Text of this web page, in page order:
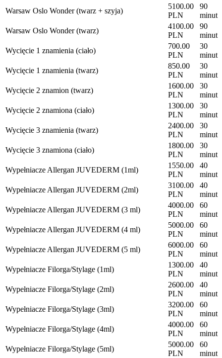
Warsaw Oslo Wonder (twarz + szyja)
5100.00
PLN
90
minut
Warsaw Oslo Wonder (twarz)
4100.00
PLN
90
minut
Wycięcie 1 znamienia (ciało)
700.00
PLN
30
minut
Wycięcie 1 znamienia (twarz)
850.00
PLN
30
minut
Wycięcie 2 znamion (twarz)
1600.00
PLN
30
minut
Wycięcie 2 znamiona (ciało)
1300.00
PLN
30
minut
Wycięcie 3 znamienia (twarz)
2400.00
PLN
30
minut
Wycięcie 3 znamiona (ciało)
1800.00
PLN
30
minut
Wypełniacze Allergan JUVEDERM (1ml)
1550.00
PLN
40
minut
Wypełniacze Allergan JUVEDERM (2ml)
3100.00
PLN
40
minut
Wypełniacze Allergan JUVEDERM (3 ml)
4000.00
PLN
60
minut
Wypełniacze Allergan JUVEDERM (4 ml)
5000.00
PLN
60
minut
Wypełniacze Allergan JUVEDERM (5 ml)
6000.00
PLN
60
minut
Wypełniacze Filorga/Stylage (1ml)
1300.00
PLN
40
minut
Wypełniacze Filorga/Stylage (2ml)
2600.00
PLN
40
minut
Wypełniacze Filorga/Stylage (3ml)
3200.00
PLN
60
minut
Wypełniacze Filorga/Stylage (4ml)
4000.00
PLN
60
minut
Wypełniacze Filorga/Stylage (5ml)
5000.00
PLN
60
minut